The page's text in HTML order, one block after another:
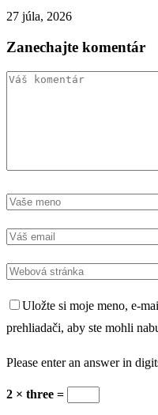
27 júla, 2026
Zanechajte komentár
Uložte si moje meno, e-
prehliadači, aby ste mohli
Please enter an answer in
2 × three =